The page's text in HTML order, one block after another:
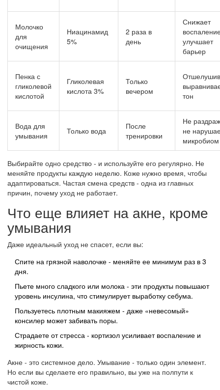
Молочко
для
очищения
Ниацинамид
5%
2 раза в
день
Снижает
улучшает
барьер
Пенка с
гликолевой
кислотой
Гликолевая
кислота 3%
Только
вечером
тон
Вода для
умывания
Только вода
После
тренировки
Не
не
микробиом
Выбирайте одно средство - и используйте его регулярно. Не
меняйте продукты каждую неделю. Коже нужно время, чтобы
адаптироваться. Частая смена средств - одна из главных
причин, почему уход не работает.
Что еще влияет на акне, кроме
умывания
Даже идеальный уход не спасет, если вы:
Спите на грязной наволочке - меняйте ее минимум раз в 3
дня.
Пьете много сладкого или молока - эти продукты повышают
уровень инсулина, что стимулирует выработку себума.
Пользуетесь плотным макияжем - даже «невесомый»
консилер может забивать поры.
Страдаете от стресса - кортизол усиливает воспаление и
жирность кожи.
Акне - это системное дело. Умывание - только один элемент.
Но если вы сделаете его правильно, вы уже на полпути к
чистой коже.